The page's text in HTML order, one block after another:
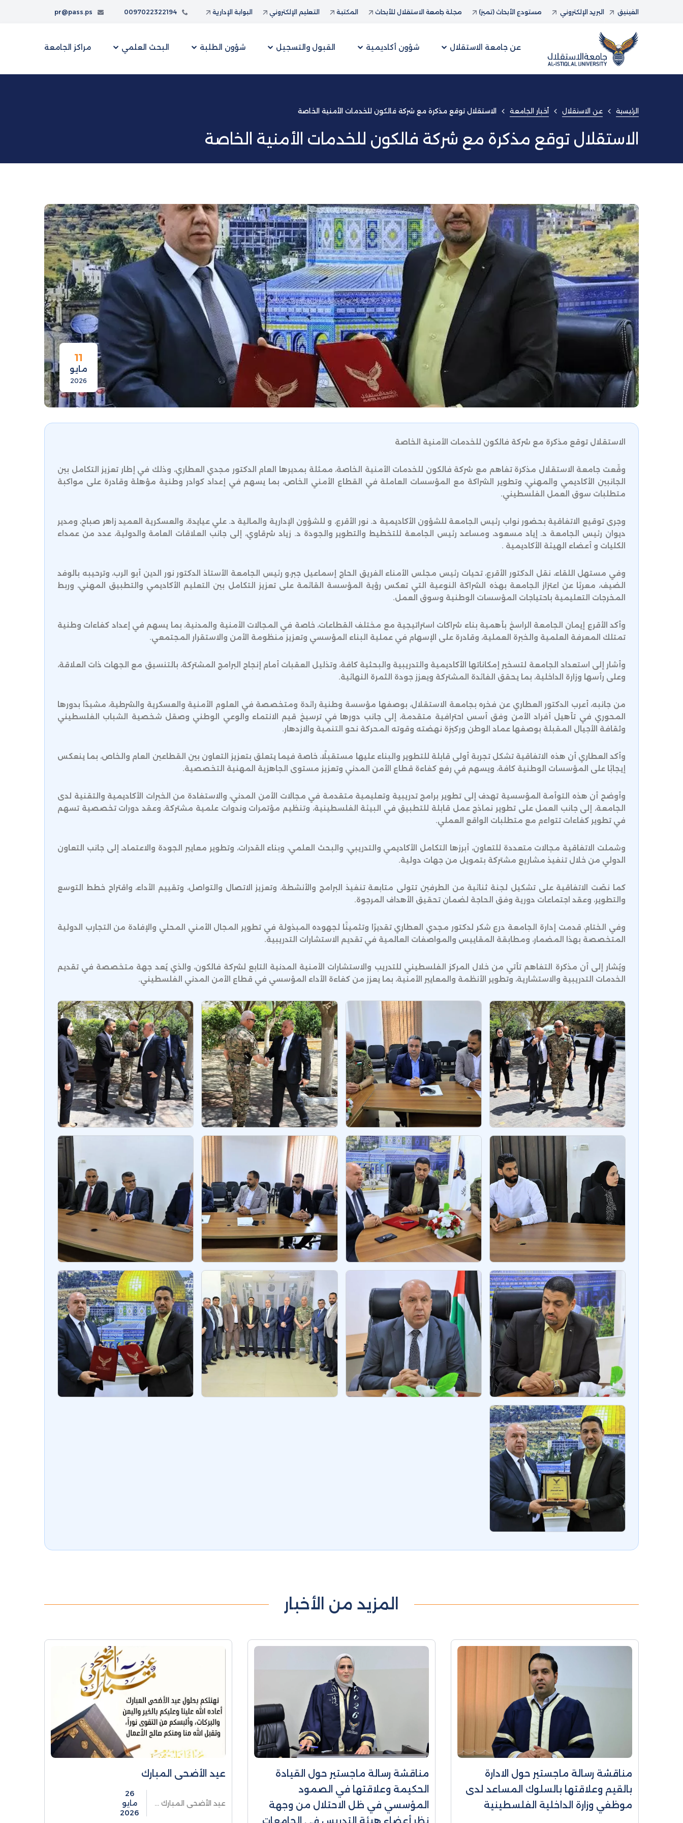
الفينيق البريد الإلكتروني مستودع الأبحاث (تميز) مجلة جامعة الاستقلال للأبحاث المكتبة التعليم الإلكتروني البوابة الإدارية 0097022322194
pr@pass.ps
عن جامعة الاستقلال شؤون أكاديمية القبول والتسجيل شؤون الطلبة البحث العلمي مراكز الجامعة
الرئيسية عن الاستقلال أخبار الجامعة الاستقلال توقع مذكرة مع شركة فالكون للخدمات الأمنية الخاصة
الاستقلال توقع مذكرة مع شركة فالكون للخدمات الأمنية الخاصة
11
مايو
2026
الاستقلال توقع مذكرة مع شركة فالكون للخدمات الأمنية الخاصة
وقّعت جامعة الاستقلال مذكرة تفاهم مع شركة فالكون للخدمات الأمنية الخاصة، ممثلة بمديرها العام الدكتور مجدي العطاري، وذلك في إطار تعزيز التكامل بين
الجانبين الأكاديمي والمهني، وتطوير الشراكة مع المؤسسات العاملة في القطاع الأمني الخاص، بما يسهم في إعداد كوادر وطنية مؤهلة وقادرة على مواكبة
متطلبات سوق العمل الفلسطيني.
وجرى توقيع الاتفاقية بحضور نواب رئيس الجامعة للشؤون الأكاديمية د. نور الأقرع، و للشؤون الإدارية والمالية د. علي عيايدة، والعسكرية العميد زاهر صباح، ومدير
ديوان رئيس الجامعة د. إياد مسعود، ومساعد رئيس الجامعة للتخطيط والتطوير والجودة د. زياد شرقاوي، إلى جانب العلاقات العامة والدولية، عدد من عمداء
الكليات و أعضاء الهيئة الأكاديمية .
وفي مستهل اللقاء، نقل الدكتور الأقرع، تحيات رئيس مجلس الأمناء الفريق الحاج إسماعيل جبر،و رئيس الجامعة الأستاذ الدكتور نور الدين أبو الرب، وترحيبه بالوفد
الضيف، معربًا عن اعتزاز الجامعة بهذه الشراكة النوعية التي تعكس رؤية المؤسسة القائمة على تعزيز التكامل بين التعليم الأكاديمي والتطبيق المهني، وربط
المخرجات التعليمية باحتياجات المؤسسات الوطنية وسوق العمل.
وأكد الأقرع إيمان الجامعة الراسخ بأهمية بناء شراكات استراتيجية مع مختلف القطاعات، خاصة في المجالات الأمنية والمدنية، بما يسهم في إعداد كفاءات وطنية
تمتلك المعرفة العلمية والخبرة العملية، وقادرة على الإسهام في عملية البناء المؤسسي وتعزيز منظومة الأمن والاستقرار المجتمعي.
وأشار إلى استعداد الجامعة لتسخير إمكاناتها الأكاديمية والتدريبية والبحثية كافة، وتذليل العقبات أمام إنجاح البرامج المشتركة، بالتنسيق مع الجهات ذات العلاقة،
وعلى رأسها وزارة الداخلية، بما يحقق الفائدة المشتركة ويعزز جودة الثمرة النهائية.
من جانبه، أعرب الدكتور العطاري عن فخره بجامعة الاستقلال، بوصفها مؤسسة وطنية رائدة ومتخصصة في العلوم الأمنية والعسكرية والشرطية، مشيدًا بدورها
المحوري في تأهيل أفراد الأمن وفق أسس احترافية متقدمة، إلى جانب دورها في ترسيخ قيم الانتماء والوعي الوطني وصقل شخصية الشباب الفلسطيني
وثقافة الأجيال المقبلة بوصفها عماد الوطن وركيزة نهضته وقوته المحركة نحو التنمية والازدهار.
وأكد العطاري أن هذه الاتفاقية تشكل تجربة أولى قابلة للتطوير والبناء عليها مستقبلًا، خاصة فيما يتعلق بتعزيز التعاون بين القطاعين العام والخاص، بما ينعكس
إيجابًا على المؤسسات الوطنية كافة، ويسهم في رفع كفاءة قطاع الأمن المدني وتعزيز مستوى الجاهزية المهنية التخصصية.
وأوضح أن هذه التوأمة المؤسسية تهدف إلى تطوير برامج تدريبية وتعليمية متقدمة في مجالات الأمن المدني، والاستفادة من الخبرات الأكاديمية والتقنية لدى
الجامعة، إلى جانب العمل على تطوير نماذج عمل قابلة للتطبيق في البيئة الفلسطينية، وتنظيم مؤتمرات وندوات علمية مشتركة، وعقد دورات تخصصية تسهم
في تطوير كفاءات تتواءم مع متطلبات الواقع العملي.
وشملت الاتفاقية مجالات متعددة للتعاون، أبرزها التكامل الأكاديمي والتدريبي، والبحث العلمي، وبناء القدرات، وتطوير معايير الجودة والاعتماد، إلى جانب التعاون
الدولي من خلال تنفيذ مشاريع مشتركة بتمويل من جهات دولية.
كما نصّت الاتفاقية على تشكيل لجنة ثنائية من الطرفين تتولى متابعة تنفيذ البرامج والأنشطة، وتعزيز الاتصال والتواصل، وتقييم الأداء، واقتراح خطط التوسع
والتطوير، وعقد اجتماعات دورية وفق الحاجة لضمان تحقيق الأهداف المرجوة.
وفي الختام، قدمت إدارة الجامعة درع شكر لدكتور مجدي العطاري تقديرًا وتثمينًا لجهوده المبذولة في تطوير المجال الأمني المحلي والإفادة من التجارب الدولية
المتخصصة بهذا المضمار، ومطابقة المقاييس والمواصفات العالمية في تقديم الاستشارات التدريبية.
ويُشار إلى أن مذكرة التفاهم تأتي من خلال المركز الفلسطيني للتدريب والاستشارات الأمنية المدنية التابع لشركة فالكون، والذي يُعد جهة متخصصة في تقديم
الخدمات التدريبية والاستشارية، وتطوير الأنظمة والمعايير الأمنية، بما يعزز من كفاءة الأداء المؤسسي في قطاع الأمن المدني الفلسطيني.
المزيد من الأخبار
مناقشة رسالة ماجستير حول الادارة
بالقيم وعلاقتها بالسلوك المساعد لدى
موظفي وزارة الداخلية الفلسطينية
مناقشة رسالة ماجستير حول القيادة
الحكيمة وعلاقتها في الصمود
المؤسسي في ظل الاحتلال من وجهة
عيد الأضحى المبارك
عيد الأضحى المبارك ...
26
مايو
2026